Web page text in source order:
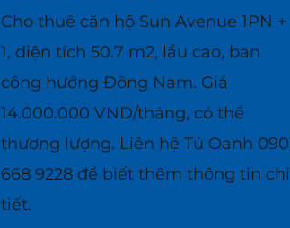
Cho thuê căn hộ Sun Avenue 1PN +
1, diện tích 50.7 m2, lầu cao, ban
công hướng Đông Nam. Giá
14.000.000 VND/tháng, có thể
thương lượng. Liên hệ Tú Oanh 090
668 9228 để biết thêm thông tin chi
tiết.